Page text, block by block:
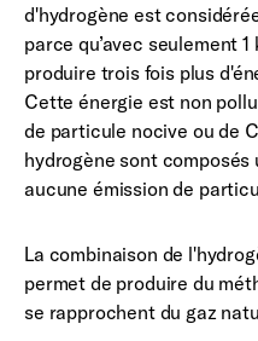
d'hydrogène est
parce qu’avec seulement
produire trois fois plus
Cette énergie est non
de particule nocive ou de
hydrogène sont composés
aucune émission de
La combinaison de
permet de produire du
se rapprochent du gaz